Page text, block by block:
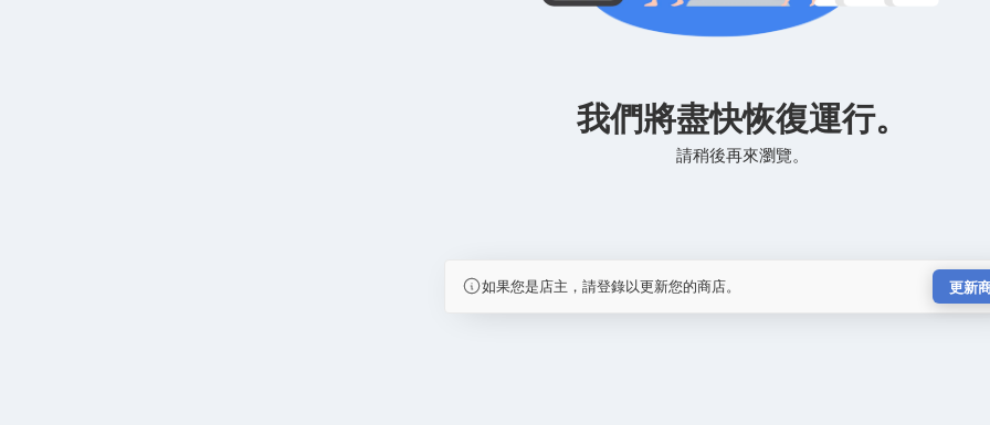
我們將盡快恢復運行。
請稍後再來瀏覽。
如果您是店主，請登錄以更新您的商店。 更新